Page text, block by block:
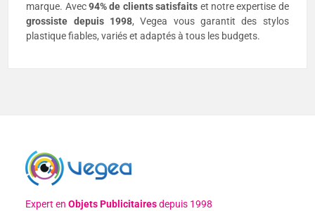
marque. Avec94% de clients satisfaits et notre expertise de
grossiste depuis 1998, Vegea vous garantit des stylos
plastique fiables, variés et adaptés à tous les budgets.
Expert enObjets Publicitairesdepuis 1998